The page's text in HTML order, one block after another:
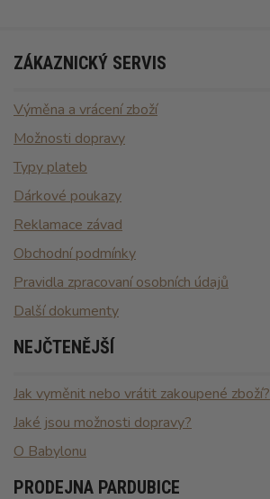
ZÁKAZNICKÝ SERVIS
Výměna a vrácení zboží
Možnosti dopravy
Typy plateb
Dárkové poukazy
Reklamace závad
Obchodní podmínky
Pravidla zpracovaní osobních údajů
Další dokumenty
NEJČTENĚJŠÍ
Jak vyměnit nebo vrátit zakoupené zboží?
Jaké jsou možnosti dopravy?
O Babylonu
PRODEJNA PARDUBICE